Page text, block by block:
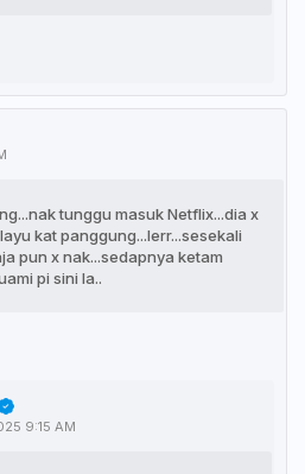
tunggu masuk Netflix...dia x
kat panggung...lerr...sesekali
pun x nak...sedapnya ketam
pi sini la..
9:15 AM